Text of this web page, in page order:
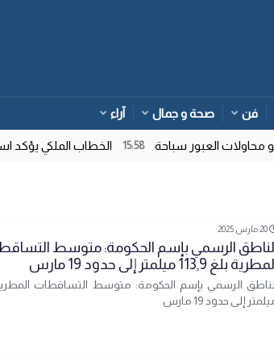
فن صحة و جمال آراء
العبور سباحة 15:58 الخطاب الملكي يؤكد
20 مارس 2025
الرسمي بإسم الحكومة: متوسط
بلغ 113,9 ميلمتر إلى حدود 19 مارس
إلى حدود 19 مارس